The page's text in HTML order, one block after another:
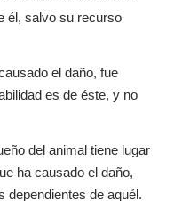
él, salvo su recurso
el daño, fue
es de éste, y no
del animal tiene lugar
ha causado el daño,
dependientes de aquél.